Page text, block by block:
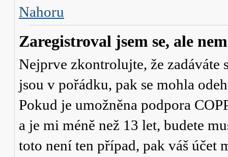
Nahoru
Zaregistroval jsem se, ale
Nejprve zkontrolujte, že zadáváte
jsou v pořádku, pak se mohla
Pokud je umožněna podpora
a je mi méně než 13 let, budete
toto není ten případ, pak váš účet